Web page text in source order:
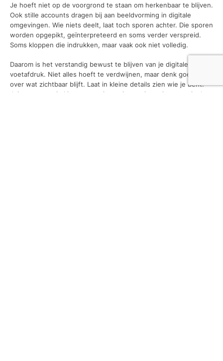
Je hoeft niet op de voorgrond te staan om herkenbaar te blijven.
Ook stille accounts dragen bij aan beeldvorming in digitale
omgevingen. Wie niets deelt, laat toch sporen achter. Die sporen
worden opgepikt, geïnterpreteerd en soms verder verspreid.
Soms kloppen die indrukken, maar vaak ook niet volledig.
Daarom is het verstandig bewust te blijven van je digitale
voetafdruk. Niet alles hoeft te verdwijnen, maar denk goed na
over wat zichtbaar blijft. Laat in kleine details zien wie je bent.
Juist wanneer je kiest voor privacy, is consistentie essentieel.